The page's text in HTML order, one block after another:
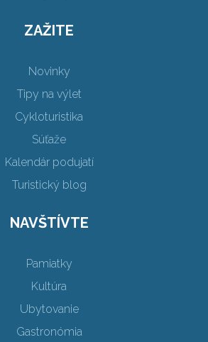
ZAŽITE
Novinky
Tipy na výlet
Cykloturistika
Súťaže
Kalendár podujatí
Turistický blog
NAVŠTÍVTE
Pamiatky
Kultúra
Ubytovanie
Gastronómia